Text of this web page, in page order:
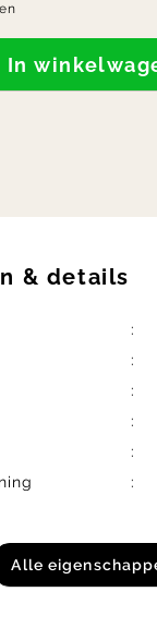
In
& details
Alle